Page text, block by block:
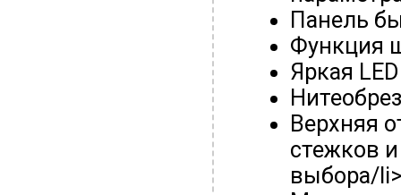
Панель
Функция
Яркая
Верхняя
стежков
выбора/